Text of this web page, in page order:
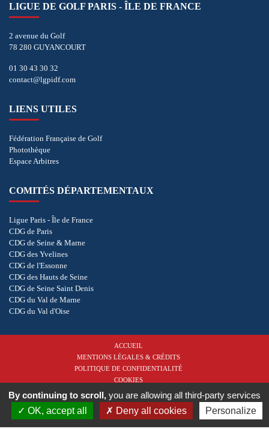
LIGUE DE GOLF PARIS - ÎLE DE FRANCE
2 avenue du Golf
78 280 GUYANCOURT
01 30 43 30 32
contact@lgpidf.com
LIENS UTILES
Fédération Française de Golf
Photothèque
Espace Arbitres
COMITÉS DÉPARTEMENTAUX
Ligue Paris - Île de France
CDG de Paris
CDG de Seine & Marne
CDG des Yvelines
CDG de l'Essonne
CDG des Hauts de Seine
CDG de Seine Saint Denis
CDG du Val de Marne
CDG du Val d'Oise
ACCUEIL
MENTIONS LÉGALES & CRÉDITS
POLITIQUE DE CONFIDENTIALITÉ
COOKIES
Copyright © 2026 - Ligue de Golf Paris - Île de France. Tous droits réservés.Réalisation
vt-design
By continuing to scroll, you are allowing all third-party services
OK, accept all
Deny all cookies Personalize